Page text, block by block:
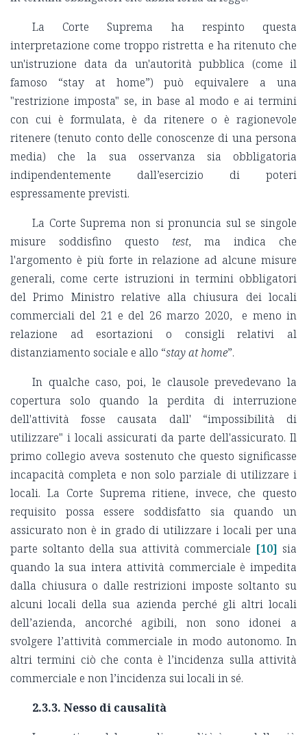
La Corte Suprema ha respinto questa
interpretazione come troppo ristretta e ha ritenuto che
un'istruzione data da un'autorità pubblica (come il
famoso “stay at home”) può equivalere a una
"restrizione imposta" se, in base al modo e ai termini
con cui è formulata, è da ritenere o è ragionevole
ritenere (tenuto conto delle conoscenze di una persona
media) che la sua osservanza sia obbligatoria
indipendentemente dall’esercizio di poteri
espressamente previsti.
La Corte Suprema non si pronuncia sul se singole
misure soddisfino questo test, ma indica che
l'argomento è più forte in relazione ad alcune misure
generali, come certe istruzioni in termini obbligatori
del Primo Ministro relative alla chiusura dei locali
commerciali del 21 e del 26 marzo 2020, e meno in
relazione ad esortazioni o consigli relativi al
distanziamento sociale e allo “stay at home”.
In qualche caso, poi, le clausole prevedevano la
copertura solo quando la perdita di interruzione
dell'attività fosse causata dall' “impossibilità di
utilizzare" i locali assicurati da parte dell'assicurato. Il
primo collegio aveva sostenuto che questo significasse
incapacità completa e non solo parziale di utilizzare i
locali. La Corte Suprema ritiene, invece, che questo
requisito possa essere soddisfatto sia quando un
assicurato non è in grado di utilizzare i locali per una
parte soltanto della sua attività commerciale [10] sia
quando la sua intera attività commerciale è impedita
dalla chiusura o dalle restrizioni imposte soltanto su
alcuni locali della sua azienda perché gli altri locali
dell’azienda, ancorché agibili, non sono idonei a
svolgere l’attività commerciale in modo autonomo. In
altri termini ciò che conta è l’incidenza sulla attività
commerciale e non l’incidenza sui locali in sé.
2.3.3. Nesso di causalità